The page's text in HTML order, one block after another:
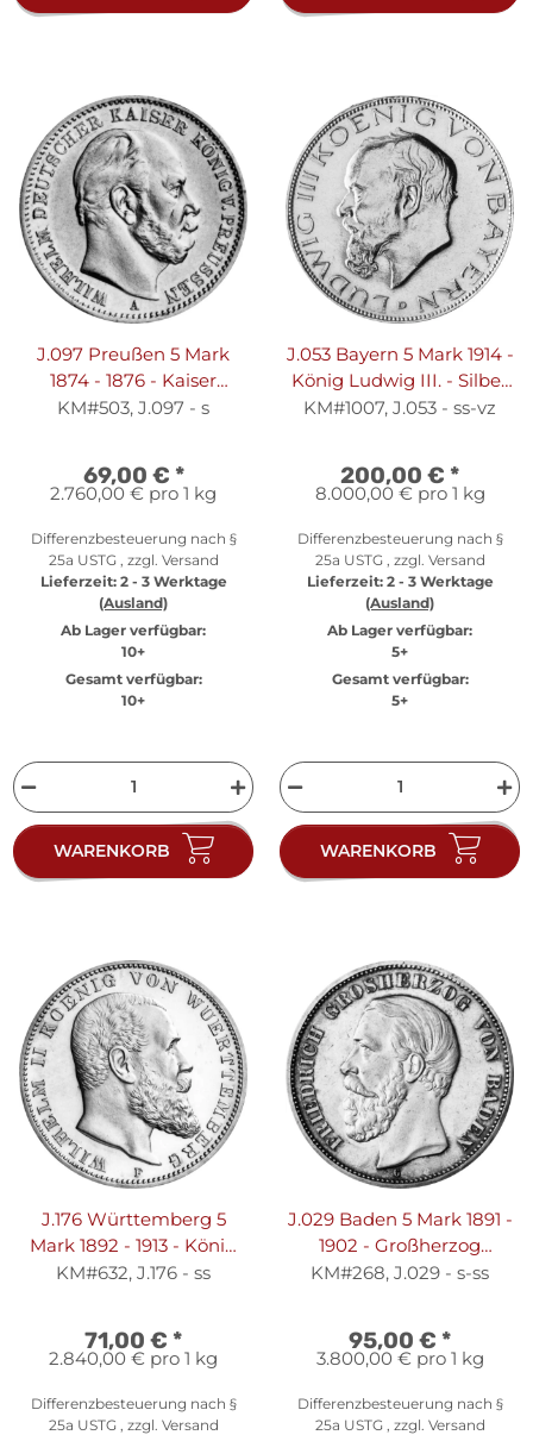
J.097 Preußen 5 Mark
1874 - 1876 - Kaiser
Wilhelm I. - Silber s
KM#503, J.097 - s
69,00 € *
2.760,00 € pro 1 kg
Differenzbesteuerung nach §
25a USTG , zzgl. Versand
Lieferzeit: 2 - 3 Werktage
(Ausland)
Ab Lager verfügbar:
10+
Gesamt verfügbar:
10+
WARENKORB
J.053 Bayern 5 Mark 1914 -
König Ludwig III. - Silber
ss-vz
KM#1007, J.053 - ss-vz
200,00 € *
8.000,00 € pro 1 kg
Differenzbesteuerung nach §
25a USTG , zzgl. Versand
Lieferzeit: 2 - 3 Werktage
(Ausland)
Ab Lager verfügbar:
5+
Gesamt verfügbar:
5+
WARENKORB
J.176 Württemberg 5
Mark 1892 - 1913 - König
Wilhelm II. - Silber ss
KM#632, J.176 - ss
71,00 € *
2.840,00 € pro 1 kg
Differenzbesteuerung nach §
25a USTG , zzgl. Versand
J.029 Baden 5 Mark 1891 -
1902 - Großherzog
Friedrich I. - Silber s-ss
KM#268, J.029 - s-ss
95,00 € *
3.800,00 € pro 1 kg
Differenzbesteuerung nach §
25a USTG , zzgl. Versand